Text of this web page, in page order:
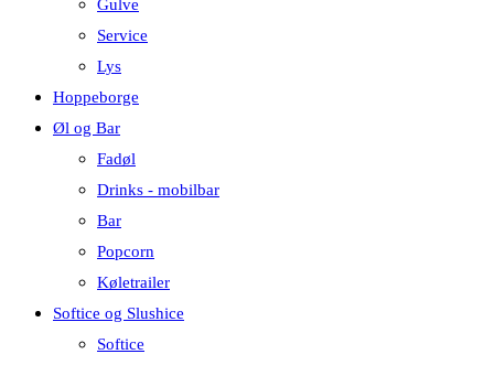
Gulve
Service
Lys
Hoppeborge
Øl og Bar
Fadøl
Drinks - mobilbar
Bar
Popcorn
Køletrailer
Softice og Slushice
Softice